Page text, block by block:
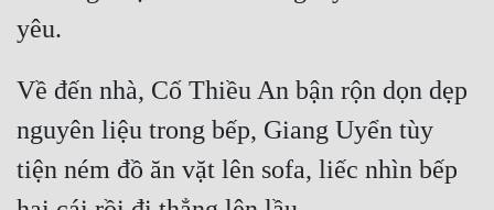
Về đến nhà, Cố Thiều An bận rộn dọn dẹp
nguyên liệu trong bếp, Giang Uyển tùy
tiện ném đồ ăn vặt lên sofa, liếc nhìn bếp